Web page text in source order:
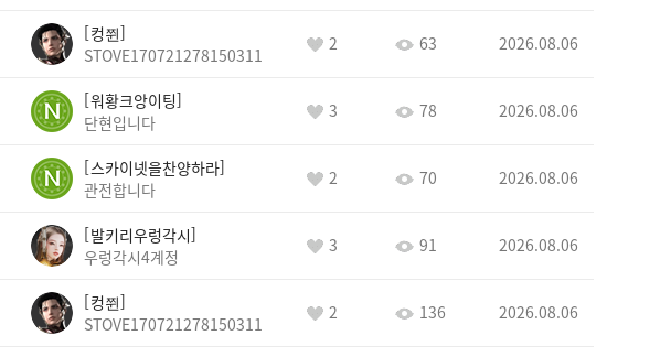
컹쮠
STOVE170721278150311
2 63 2026.08.06
워황크앙이팅
단현입니다
3 78 2026.08.06
스카이넷을찬양하라
관전합니다
2 70 2026.08.06
발키리우렁각시
우렁각시4계정
3 91 2026.08.06
컹쮠
STOVE170721278150311
2 136 2026.08.06